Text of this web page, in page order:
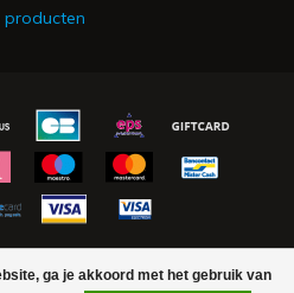
ga je akkoord met het gebruik van
producten
Hakvoort - Powered by
Lightspeed